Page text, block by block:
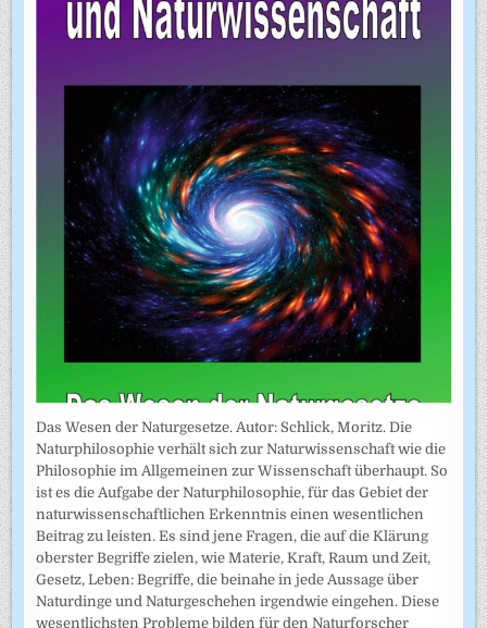
Das Wesen der Naturgesetze. Autor: Schlick, Moritz. Die
Naturphilosophie verhält sich zur Naturwissenschaft wie die
Philosophie im Allgemeinen zur Wissenschaft überhaupt. So
ist es die Aufgabe der Naturphilosophie, für das Gebiet der
naturwissenschaftlichen Erkenntnis einen wesentlichen
Beitrag zu leisten. Es sind jene Fragen, die auf die Klärung
oberster Begriffe zielen, wie Materie, Kraft, Raum und Zeit,
Gesetz, Leben: Begriffe, die beinahe in jede Aussage über
Naturdinge und Naturgeschehen irgendwie eingehen. Diese
wesentlichsten Probleme bilden für den Naturforscher